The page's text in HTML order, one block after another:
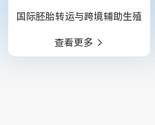
国际胚胎转运与跨境辅助生殖
查看更多